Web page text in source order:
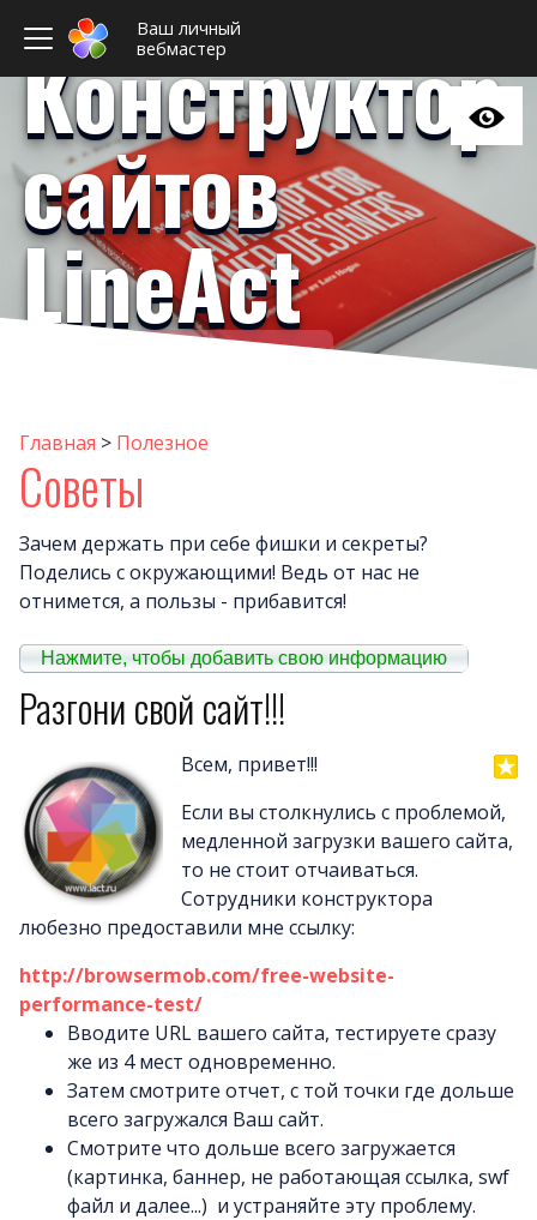
Ваш личный
вебмастер
О
Конструктор
сайтов
LineAct
Ваш личный вебмастер
Главная > Полезное
Советы
Зачем держать при себе фишки и секреты?
Поделись с окружающими! Ведь от нас не
отнимется, а пользы - прибавится!
Нажмите, чтобы добавить свою информацию
Разгони свой сайт!!!
Всем, привет!!!
Если вы столкнулись с проблемой,
медленной загрузки вашего сайта,
то не стоит отчаиваться.
Сотрудники конструктора
любезно предоставили мне ссылку:
http://browsermob.com/free-website-
performance-test/
Вводите URL вашего сайта, тестируете сразу
же из 4 мест одновременно.
Затем смотрите отчет, с той точки где дольше
всего загружался Ваш сайт.
Смотрите что дольше всего загружается
(картинка, баннер, не работающая ссылка, swf
файл и далее...) и устраняйте эту проблему.